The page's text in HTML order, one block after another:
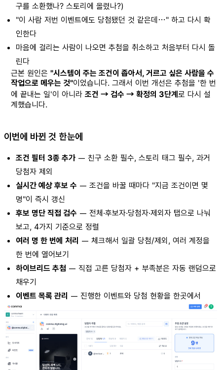
구를 소환했나? 스토리에 올렸나?)
"이 사람 저번 이벤트에도 당첨됐던 것 같은데…" 하고 다시 확
인한다
마음에 걸리는 사람이 나오면 추첨을 취소하고 처음부터 다시 돌
린다
근본 원인은 "시스템이 주는 조건이 좁아서, 거르고 싶은 사람을 수
작업으로 메우는 것"이었습니다. 그래서 이번 개선은 추첨을 '한 번
에 끝내는 일'이 아니라 조건 → 검수 → 확정의 3단계로 다시 설
계했습니다.
이번에 바뀐 것 한눈에
조건 필터 3종 추가 — 친구 소환 필수, 스토리 태그 필수, 과거
당첨자 제외
실시간 예상 후보 수 — 조건을 바꿀 때마다 "지금 조건이면 몇
명"이 즉시 갱신
후보 명단 직접 검수 — 전체·후보자·당첨자·제외자 탭으로 나눠
보고, 4가지 기준으로 정렬
여러 명 한 번에 처리 — 체크해서 일괄 당첨/제외, 여러 계정을
한 번에 열어보기
하이브리드 추첨 — 직접 고른 당첨자 + 부족분은 자동 랜덤으로
채우기
이벤트 목록 관리 — 진행한 이벤트와 당첨 현황을 한곳에서